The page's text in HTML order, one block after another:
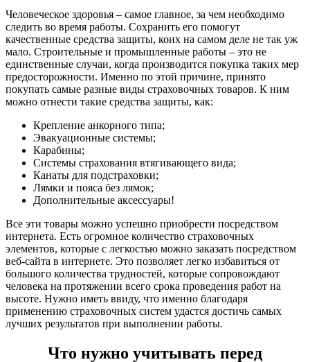
Человеческое здоровья – самое главное, за чем необходимо
следить во время работы. Сохранить его помогут
качественные средства защиты, коих на самом деле не так уж
мало. Строительные и промышленные работы – это не
единственные случаи, когда производится покупка таких мер
предосторожности. Именно по этой причине, принято
покупать самые разные виды страховочных товаров. К ним
можно отнести такие средства защиты, как:
Крепление анкорного типа;
Эвакуационные системы;
Карабины;
Системы страхования втягивающего вида;
Канаты для подстраховки;
Лямки и пояса без лямок;
Дополнительные аксессуары!
Все эти товары можно успешно приобрести посредством
интернета. Есть огромное количество страховочных
элементов, которые с легкостью можно заказать посредством
веб-сайта в интернете. Это позволяет легко избавиться от
большого количества трудностей, которые сопровождают
человека на протяжении всего срока проведения работ на
высоте. Нужно иметь ввиду, что именно благодаря
применению страховочных систем удастся достичь самых
лучших результатов при выполнении работы.
Что нужно учитывать перед